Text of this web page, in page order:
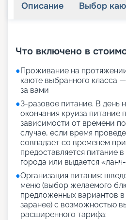
Описание Выбор
Что включено в
●Проживание на
каюте выбранного класса
за вами
●3-разовое питание. В день
окончания круиза питание
зависимости от времени
случае, если время
совпадает со временем
предоставляется питание
города или выдается
●Организация питания:
меню (выбор желаемого
предложенных вариантов
заранее) с возможностью
расширенного тарифа: